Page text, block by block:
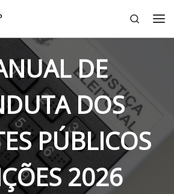
Search
DE
DOS
PÚBLICOS
2026